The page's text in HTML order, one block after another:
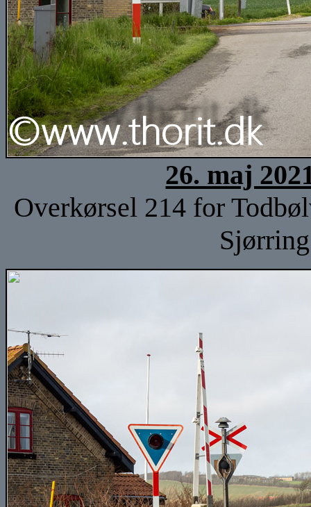
26. maj
Overkørsel 214 for